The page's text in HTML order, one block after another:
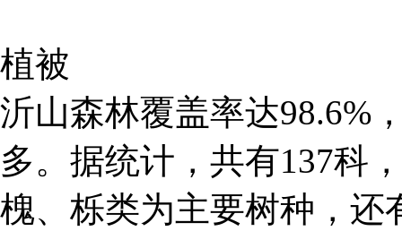
植被
沂山森林覆盖率达98.6%
多。据统计，共有137科
槐、栎类为主要树种，还